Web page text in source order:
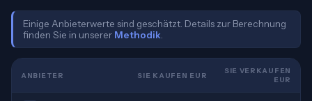
Einige Anbieterwerte sind geschätzt. Details zur Berechnung
finden Sie in unserer Methodik
ANBIETER SIE KAUFEN EUR
SIE VERKAUFEN
EUR